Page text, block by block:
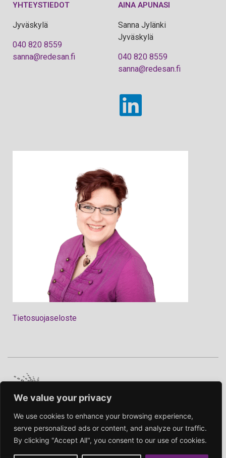
We value your privacy
We use cookies to enhance your browsing experience,
serve personalized ads or content, and analyze our traffic.
By clicking "Accept All", you consent to our use of cookies.
YHTEYSTIEDOT
Jyväskylä
040 820 8559
sanna@redesan.fi
AINA APUNASI
Sanna Jylänki
Jyväskylä
040 820 8559
sanna@redesan.fi
Tietosuojaseloste